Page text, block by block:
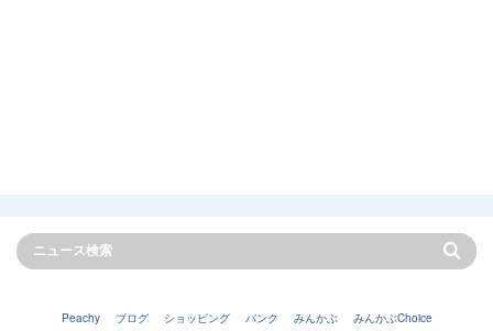
Peachy ブログ ショッピング バンク みんかぶ みんかぶChoice